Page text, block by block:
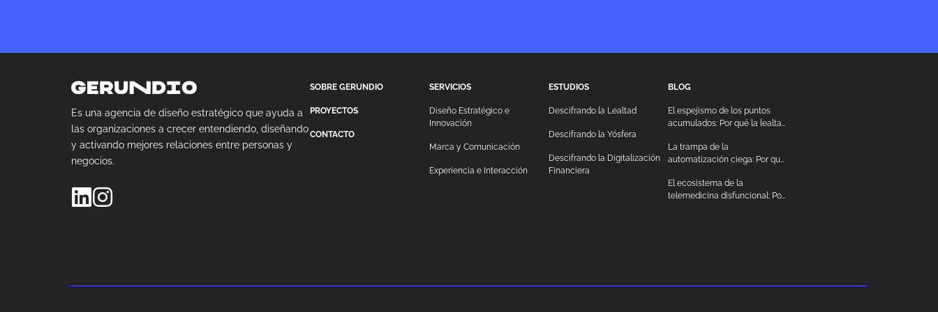
Es una agencia de diseño estratégico que ayuda a
las organizaciones a crecer entendiendo, diseñando
y activando mejores relaciones entre personas y
negocios.
SOBRE GERUNDIO
PROYECTOS
CONTACTO
SERVICIOS
Diseño Estratégico e
Innovación
Marca y Comunicación
Experiencia e Interacción
ESTUDIOS
Descifrando la Lealtad
Descifrando la Yósfera
Descifrando la Digitalización
Financiera
BLOG
El espejismo de los puntos
acumulados: Por qué la lealtad
margen operativo
La trampa de la
automatización ciega: Por qué
destruye el valor de marca
El ecosistema de la
telemedicina disfuncional: Por